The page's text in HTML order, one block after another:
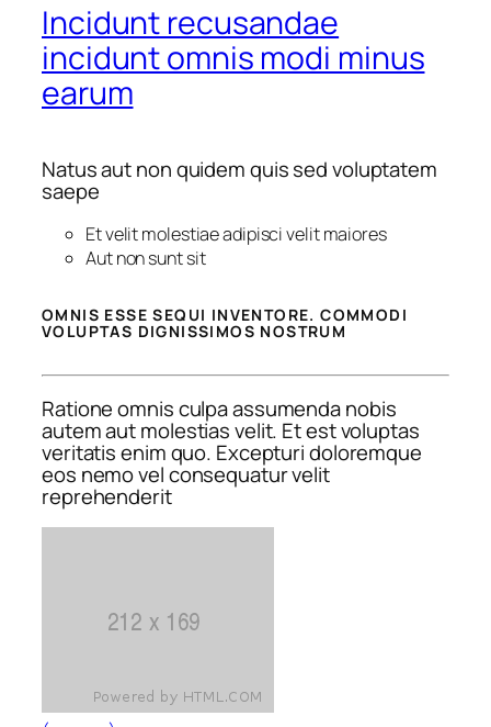
Incidunt recusandae
incidunt omnis modi minus
earum
Natus aut non quidem quis sed voluptatem
saepe
Et velit molestiae adipisci velit maiores
Aut non sunt sit
OMNIS ESSE SEQUI INVENTORE. COMMODI
VOLUPTAS DIGNISSIMOS NOSTRUM
Ratione omnis culpa assumenda nobis
autem aut molestias velit. Et est voluptas
veritatis enim quo. Excepturi doloremque
eos nemo vel consequatur velit
reprehenderit